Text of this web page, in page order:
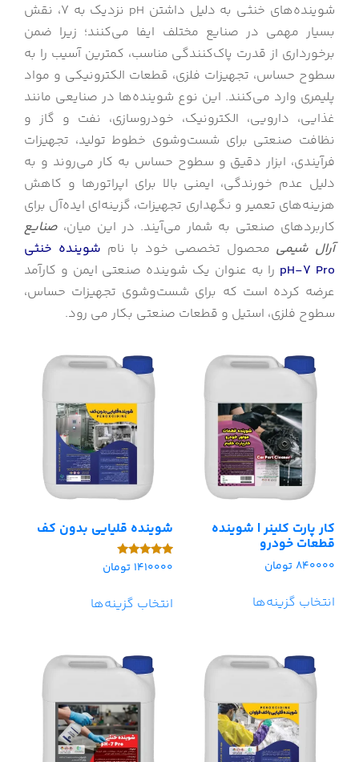
شوینده‌های خنثی به دلیل داشتن pH نزدیک به ۷، نقش
بسیار مهمی در صنایع مختلف ایفا می‌کنند؛ زیرا ضمن
برخورداری از قدرت پاک‌کنندگی مناسب، کمترین آسیب را به
سطوح حساس، تجهیزات فلزی، قطعات الکترونیکی و مواد
پلیمری وارد می‌کنند. این نوع شوینده‌ها در صنایعی مانند
غذایی، دارویی، الکترونیک، خودروسازی، نفت و گاز و
نظافت صنعتی برای شست‌وشوی خطوط تولید، تجهیزات
فرآیندی، ابزار دقیق و سطوح حساس به کار می‌روند و به
دلیل عدم خورندگی، ایمنی بالا برای اپراتورها و کاهش
هزینه‌های تعمیر و نگهداری تجهیزات، گزینه‌ای ایده‌آل برای
کاربردهای صنعتی به شمار می‌آیند. در این میان، صنایع
آرال شیمی محصول تخصصی خود با نام شوینده خنثی
pH-7 Pro را به عنوان یک شوینده صنعتی ایمن و کارآمد
عرضه کرده است که برای شست‌وشوی تجهیزات حساس،
سطوح فلزی، استیل و قطعات صنعتی بکار می رود.
کار پارت کلینر | شوینده
قطعات خودرو
840000 تومان
انتخاب گزینه‌ها
شوینده قلیایی بدون کف
امتیاز
1410000 تومان
انتخاب گزینه‌ها